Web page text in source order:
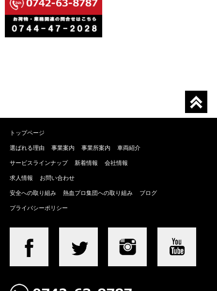
トップページ
選ばれる理由 事業案内 事業所案内 車両紹介
サービスラインナップ 新着情報 会社情報
求人情報 お問い合わせ
安全への取り組み 熱血プロ集団への取り組み ブログ
プライバシーポリシー